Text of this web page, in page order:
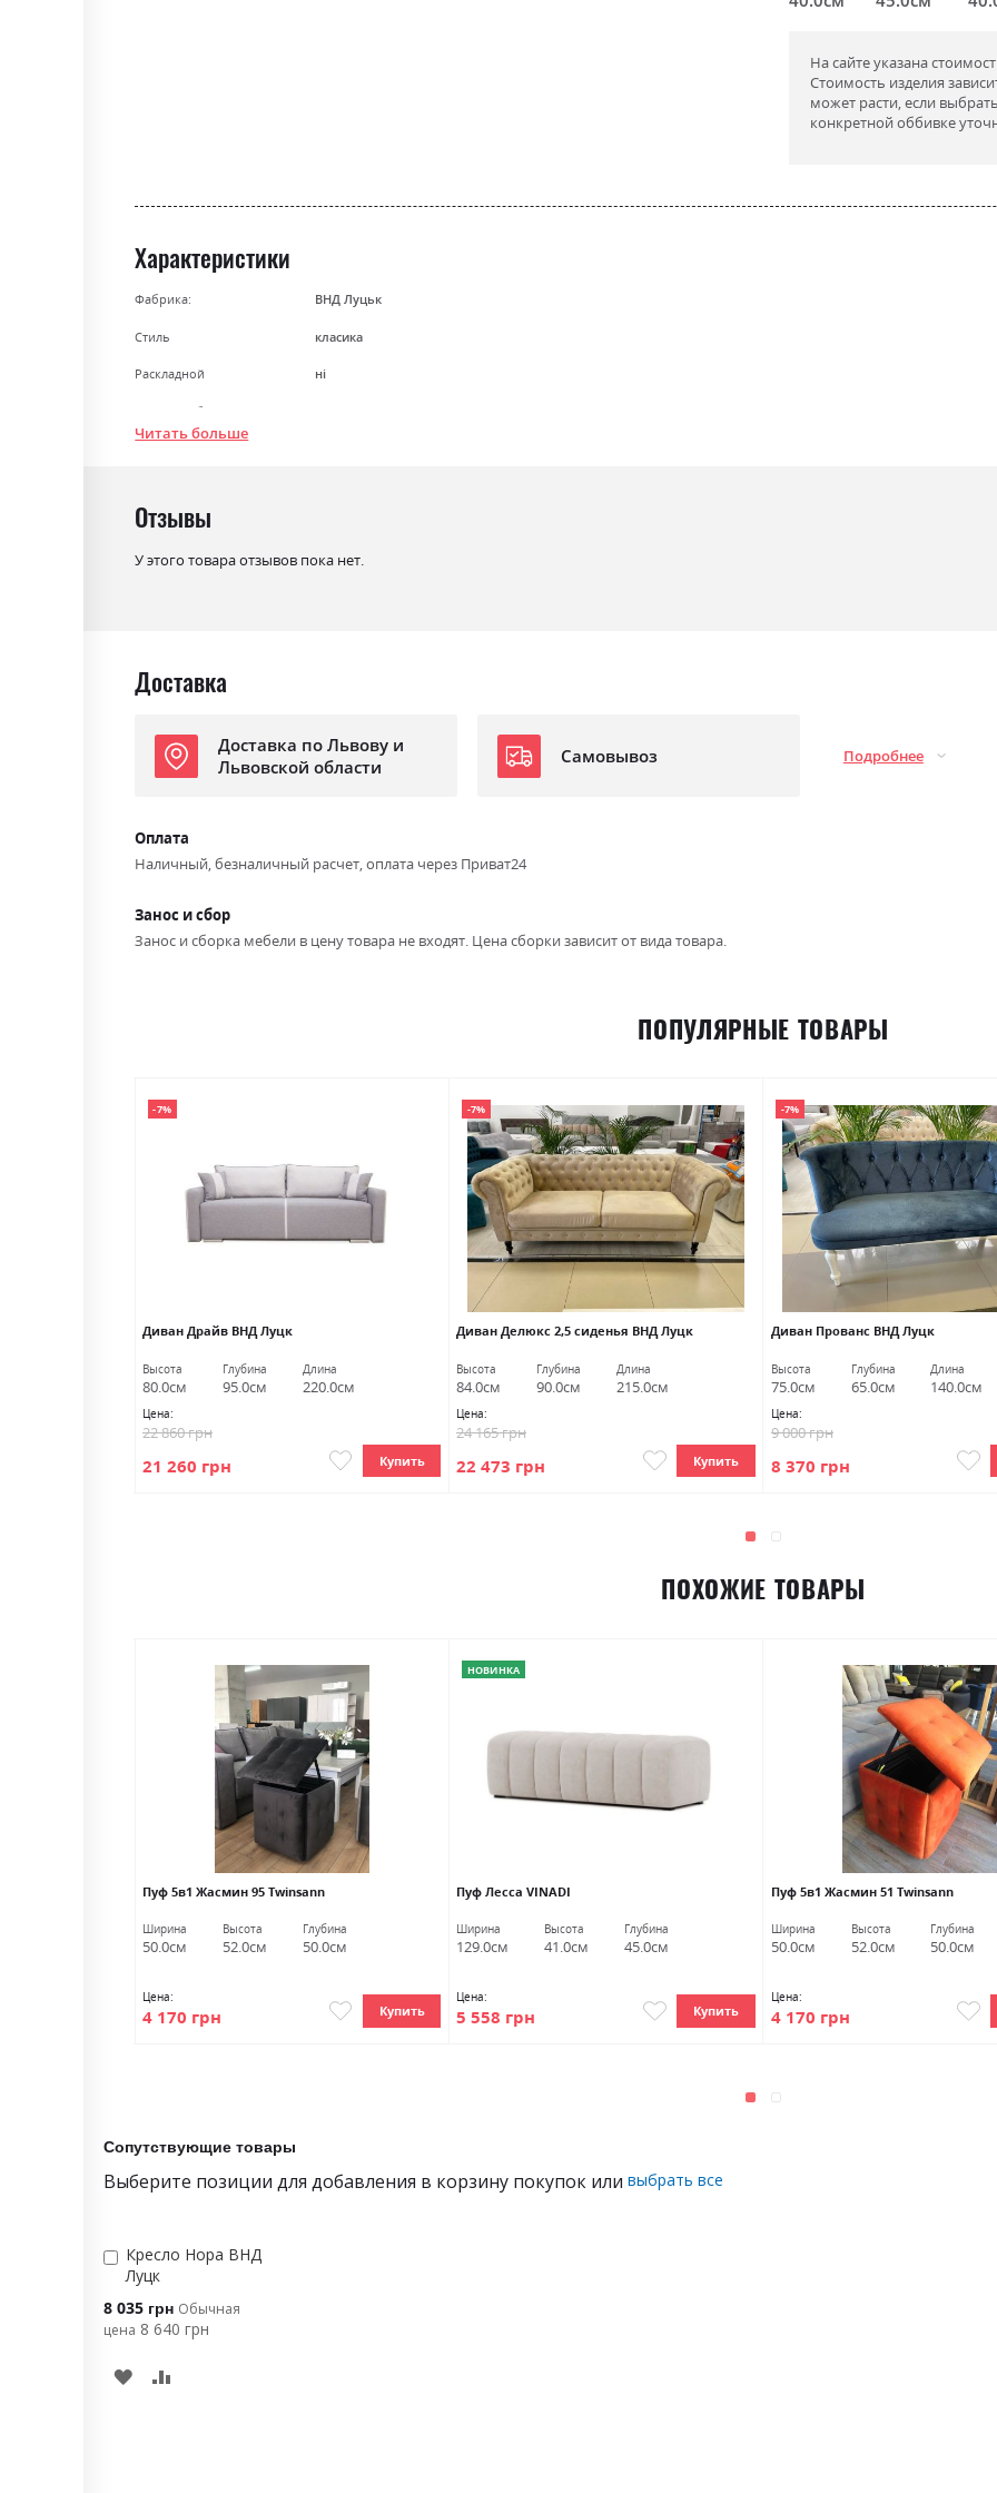
На сайте указана
Стоимость изделия
может расти, если
конкретной оббивке
Характеристики
Фабрика: ВНД Луцьк
Стиль класика
Раскладной ні
Ниша для белья
Читать больше
Отзывы
У этого товара отзывов пока нет.
Доставка
Доставка по Львову и
Львовской области
Самовывоз Подробнее
Оплата
Наличный, безналичный расчет, оплата через Приват24
Занос и сбор
Занос и сборка мебели в цену товара не входят. Цена сборки зависит от вида товара.
ПОПУЛЯРНЫЕ ТОВАРЫ
-7%
Диван Драйв ВНД Луцк
Высота
80.0см
Глубина
95.0см
Длина
220.0см
Цена:
21 260 грн
22 860 грн
Купить
-7%
Диван Делюкс 2,5 сиденья ВНД Луцк
Высота
84.0см
Глубина
90.0см
Длина
215.0см
Цена:
22 473 грн
24 165 грн
Купить
-7%
Диван Прованс ВНД Луцк
Высота
75.0см
Глубина
65.0см
Длина
140.0см
Цена:
8 370 грн
9 000 грн
ПОХОЖИЕ ТОВАРЫ
Пуф 5в1 Жасмин 95 Twinsann
Ширина
50.0см
Высота
52.0см
Глубина
50.0см
Цена:
4 170 грн Купить
НОВИНКА
Пуф Лесса VINADI
Ширина
129.0см
Высота
41.0см
Глубина
45.0см
Цена:
5 558 грн Купить
Пуф 5в1 Жасмин 51 Twinsann
Ширина
50.0см
Высота
52.0см
Глубина
50.0см
Цена:
4 170 грн
Сопутствующие товары
Выберите позиции для добавления в корзину покупок иливыбрать все
Кресло Нора ВНД
Луцк
Цена
особого
предложения
8 035 грн Обычная
цена 8 640 грн
Добавить
в
корзину